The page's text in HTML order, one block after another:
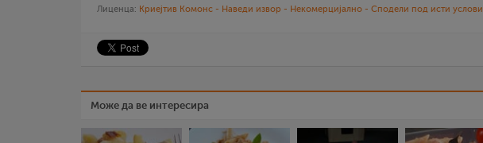
Лиценца: Криејтив Комонс - Наведи извор - Некомерцијално - Сподели под исти услови
Може да ве интересира